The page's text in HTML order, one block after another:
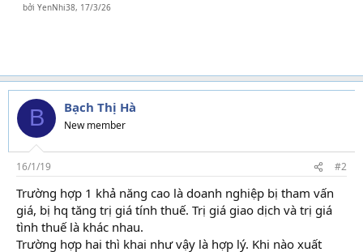
bởiYenNhi38, 17/3/26
B Bạch Thị Hà
New member
16/1/19 #2
Trường hợp 1 khả năng cao là doanh nghiệp bị tham vấn
giá, bị hq tăng trị giá tính thuế. Trị giá giao dịch và trị giá
tình thuế là khác nhau.
Trường hợp hai thì khai như vậy là hợp lý. Khi nào xuất